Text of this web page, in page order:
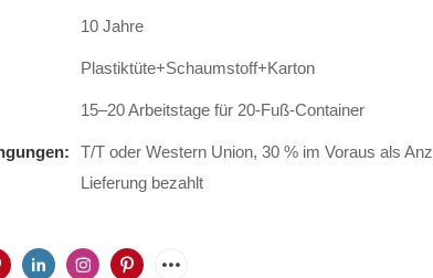
10 Jahre
Plastiktüte+Schaumstoff+Karton
15–20 Arbeitstage für 20-Fuß-Container
T/T oder Western Union, 30 % im Voraus als
Lieferung bezahlt